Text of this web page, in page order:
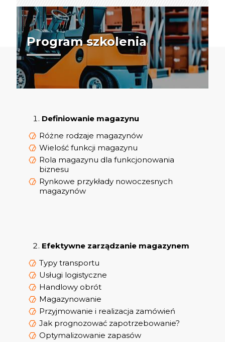
Program szkolenia
Definiowanie magazynu
Różne rodzaje magazynów
Wielość funkcji magazynu
Rola magazynu dla funkcjonowania
biznesu
Rynkowe przykłady nowoczesnych
magazynów
Efektywne zarządzanie magazynem
Typy transportu
Usługi logistyczne
Handlowy obrót
Magazynowanie
Przyjmowanie i realizacja zamówień
Jak prognozować zapotrzebowanie?
Optymalizowanie zapasów